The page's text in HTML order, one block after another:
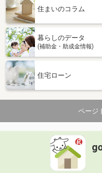
住まいのコラム
暮らしのデータ
(補助金・助成金情報)
住宅ローン
ページ